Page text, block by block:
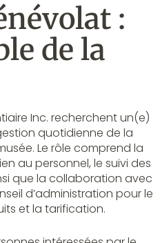
:
de la
Inc. recherchent un(e)
quotidienne de la
Le rôle comprend la
au personnel, le suivi des
que la collaboration avec
d’administration pour le
et la tarification.